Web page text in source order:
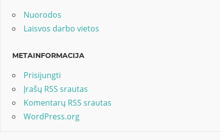
Nuorodos
Laisvos darbo vietos
METAINFORMACIJA
Prisijungti
Įrašų RSS srautas
Komentarų RSS srautas
WordPress.org